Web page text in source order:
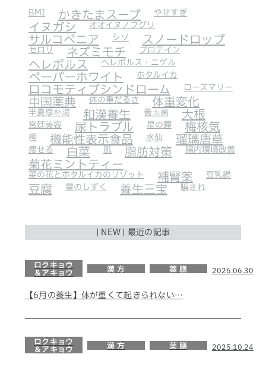
BMI かきたまスープ やせすぎ
イヌガシ オオイヌノフグリ
サルコペニア シソ スノードロップ
セロリ ネズミモチ プロテイン
ヘレボルス ヘレボルス・ニゲル
ペーパーホワイト ホタルイカ
ロコモティブシンドローム ローズマリー
中国薬典 体の重だるさ 体重変化
半夏厚朴湯 和漢養生 善玉菌 大根
宮廷美容 尿トラブル 星の瞳 梅核気
樫 機能性表示食品 水仙 瑠璃唐草
瘦せる 白菜 肌 脂肪対策 腸内環境改善
菊花ミントティー
菜の花とホタルイカのリゾット 補腎薬 豆乳鍋
豆腐 雪のしずく 養生三宝 騙され
| NEW | 最近の記事
ロクキョウ
＆アキョウ
漢 方 薬 膳 2026.06.30
【6月の養生】体が重くて起きられない…
ロクキョウ
＆アキョウ
漢 方 薬 膳 2025.10.24